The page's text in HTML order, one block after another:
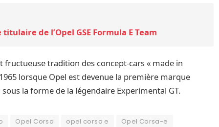
de l’Opel GSE Formula E Team
fructueuse tradition des concept-cars « made in
lorsque Opel est devenue la première marque
la forme de la légendaire Experimental GT.
Opel Corsa opel corsa e
Opel Corsa-e